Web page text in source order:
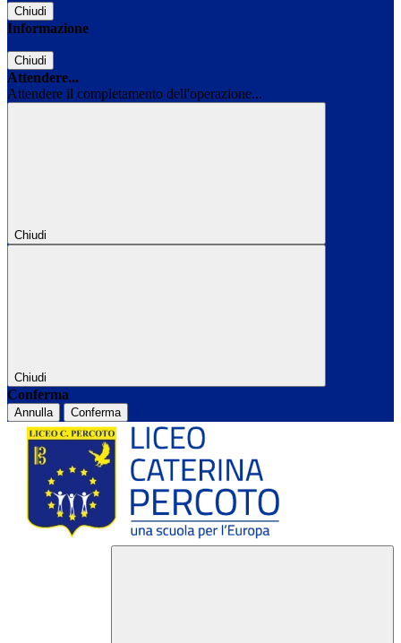
Chiudi
Informazione
Chiudi
Attendere...
Attendere il completamento dell'operazione...
Chiudi
Chiudi
Conferma
Annulla Conferma